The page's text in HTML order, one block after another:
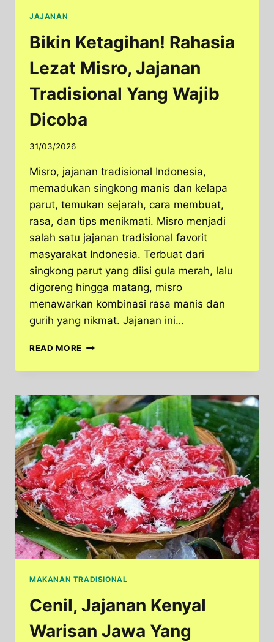
JAJANAN
Bikin Ketagihan! Rahasia
Lezat Misro, Jajanan
Tradisional Yang Wajib
Dicoba
31/03/2026
Misro, jajanan tradisional Indonesia,
memadukan singkong manis dan kelapa
parut, temukan sejarah, cara membuat,
rasa, dan tips menikmati. Misro menjadi
salah satu jajanan tradisional favorit
masyarakat Indonesia. Terbuat dari
singkong parut yang diisi gula merah, lalu
digoreng hingga matang, misro
menawarkan kombinasi rasa manis dan
gurih yang nikmat. Jajanan ini…
READ MORE BIKIN
RAHASIA
MISRO,
JAJANAN
TRADISIONAL
YANG
WAJIB
DICOBA
MAKANAN TRADISIONAL
Cenil, Jajanan Kenyal
Warisan Jawa Yang